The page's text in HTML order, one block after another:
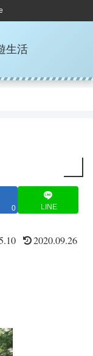
生活
0 LINE
2020.09.26